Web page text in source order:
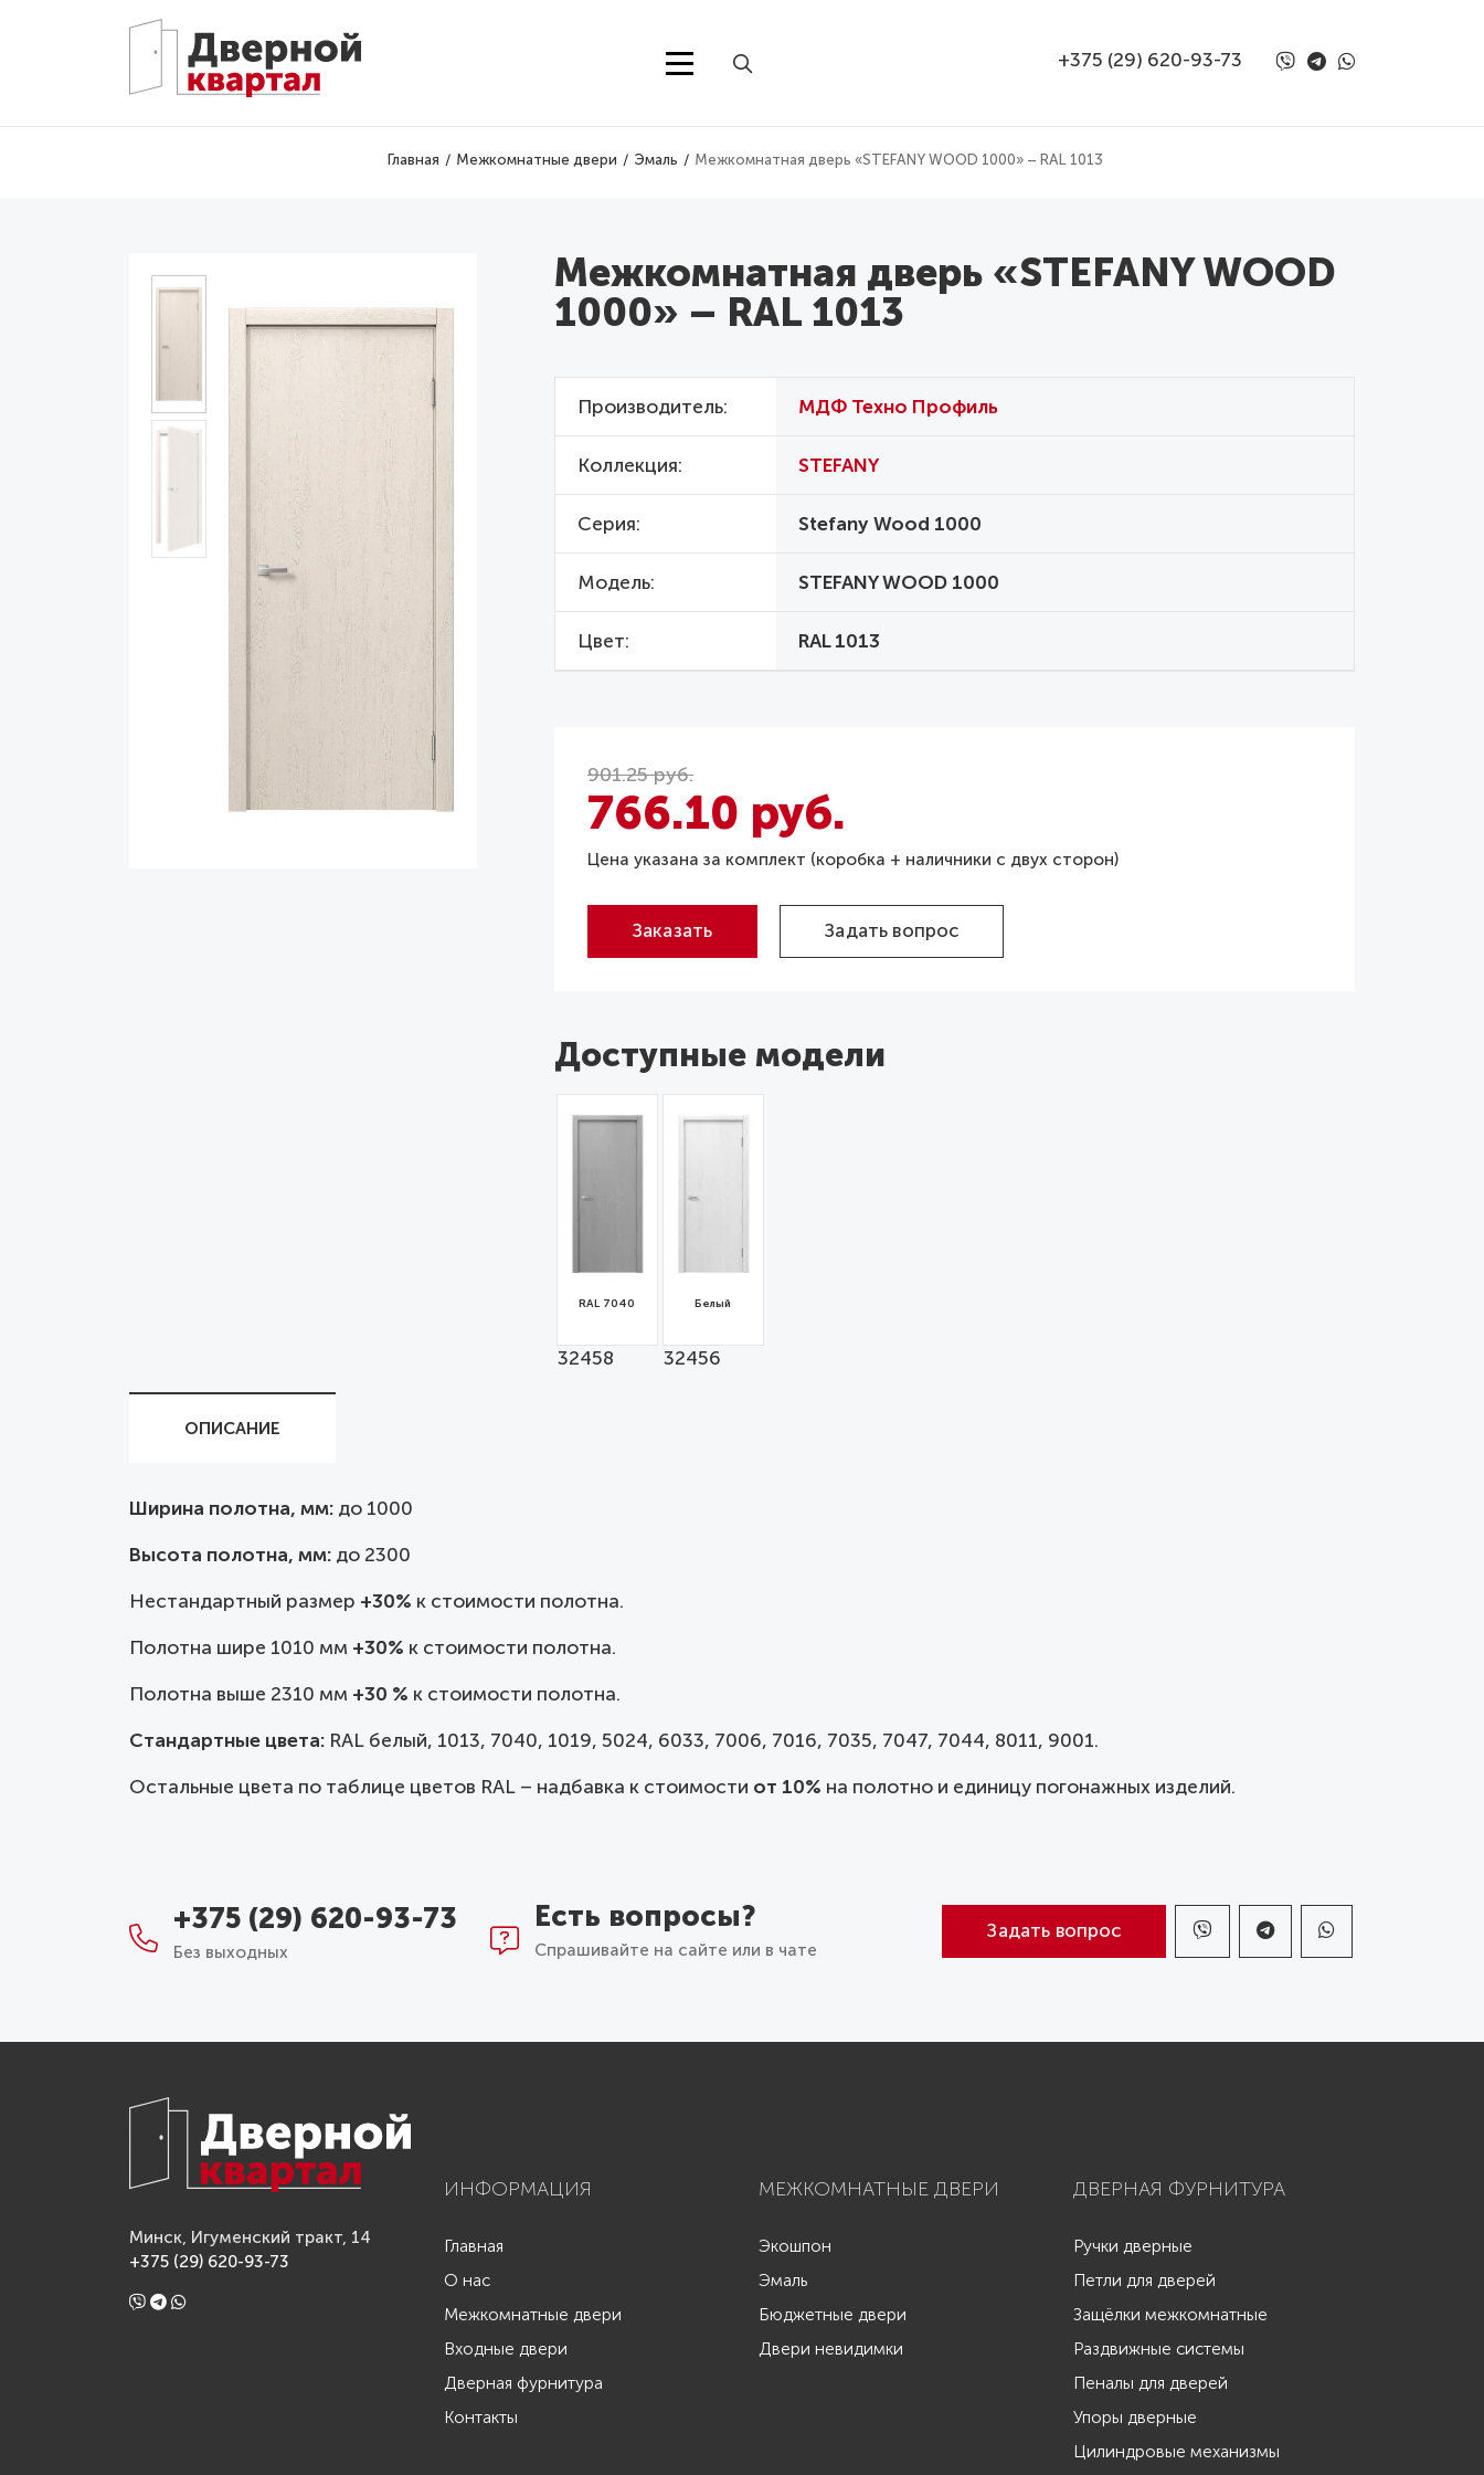
+375 (29) 620-93-73
Главная Межкомнатные двери Эмаль Межкомнатная дверь «STEFANY WOOD 1000» – RAL 1013
Межкомнатная дверь «STEFANY WOOD
1000» – RAL 1013
Производитель МДФ Техно Профиль
Коллекция STEFANY
Серия Stefany Wood 1000
Модель STEFANY WOOD 1000
Цвет RAL 1013
901.25 руб.
766.10 руб.
Цена указана за комплект (коробка + наличники с двух сторон)
Заказать Задать вопрос
Доступные модели
RAL 7040
32458
Белый
32456
ОПИСАНИЕ
Ширина полотна, мм: до 1000
Высота полотна, мм: до 2300
Нестандартный размер +30% к стоимости полотна.
Полотна шире 1010 мм +30% к стоимости полотна.
Полотна выше 2310 мм +30 % к стоимости полотна.
Стандартные цвета: RAL белый, 1013, 7040, 1019, 5024, 6033, 7006, 7016, 7035, 7047, 7044, 8011, 9001.
Остальные цвета по таблице цветов RAL – надбавка к стоимости от 10% на полотно и единицу погонажных изделий.
+375 (29) 620-93-73
Без выходных
Есть вопросы?
Спрашивайте на сайте или в чате
Задать вопрос
Минск, Игуменский тракт, 14
+375 (29) 620-93-73
ИНФОРМАЦИЯ
Главная
О нас
Межкомнатные двери
Входные двери
Дверная фурнитура
Контакты
МЕЖКОМНАТНЫЕ ДВЕРИ
Экошпон
Эмаль
Бюджетные двери
Двери невидимки
ДВЕРНАЯ ФУРНИТУРА
Ручки дверные
Петли для дверей
Защёлки межкомнатные
Раздвижные системы
Пеналы для дверей
Упоры дверные
Цилиндровые механизмы